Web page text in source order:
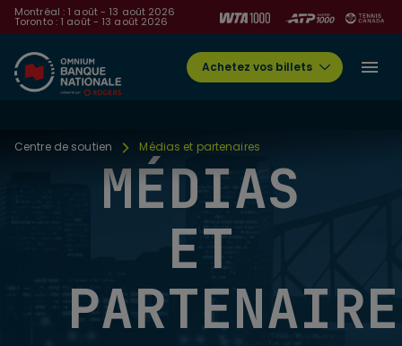
Montréal : 1 août - 13 août 2026
Toronto : 1 août - 13 août 2026
Achetez vos billets
Centre de soutien Médias et partenaires
MÉDIAS
ET